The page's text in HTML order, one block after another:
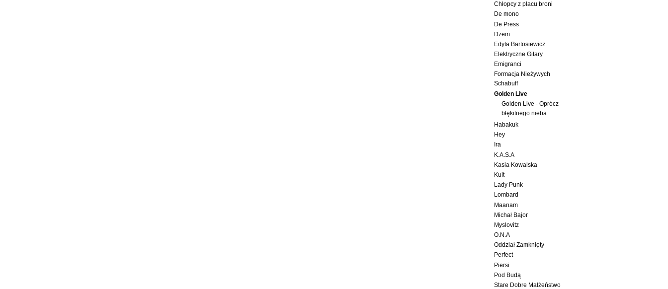
Chłopcy z placu broni
De mono
De Press
Dżem
Edyta Bartosiewicz
Elektryczne Gitary
Emigranci
Formacja Nieżywych
Schabuff
Golden Live
Golden Live - Oprócz
błękitnego nieba
Habakuk
Hey
Ira
K.A.S.A
Kasia Kowalska
Kult
Lady Punk
Lombard
Maanam
Michał Bajor
Myslovitz
O.N.A
Oddział Zamknięty
Perfect
Piersi
Pod Budą
Stare Dobre Małżeństwo